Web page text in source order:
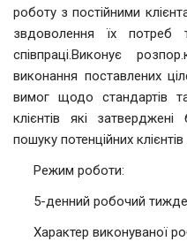
роботу з постійними
звдоволення їх потреб
співпраці.Виконує
виконання поставлених
вимог щодо стандартів
клієнтів які
пошуку потенційних клієнтів .
Режим роботи:
5-денний робочий
Характер виконуваної